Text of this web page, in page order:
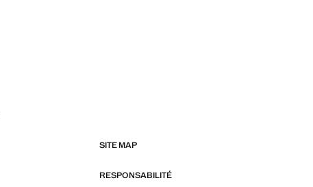
SITE MAP
RESPONSABILITÉ